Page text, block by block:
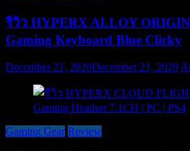
รีวิว HYPERX ALLOY
Gaming Keyboard Blue Clicky
December 21, 2020December 21, 2020
Gaming Gear Review